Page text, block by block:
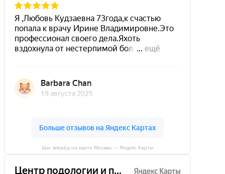
Шаг вперёд на карте Москвы — Яндекс Карты